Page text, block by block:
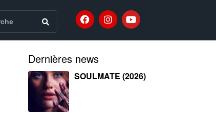
Dernières news
SOULMATE (2026)